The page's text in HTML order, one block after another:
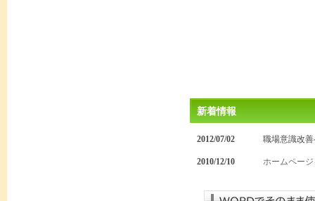
新着情報
2012/07/02 職場意識改善
2010/12/10 ホームペー